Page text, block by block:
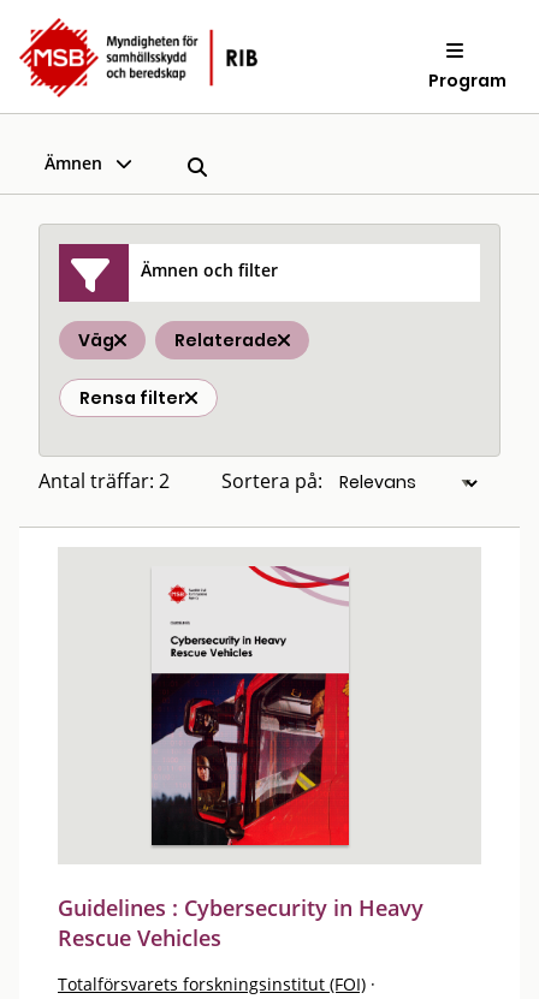
Program
Ämnen
Ämnen och filter
Väg Relaterade
Rensa filter
Antal träffar: 2 Sortera på:
Guidelines : Cybersecurity in Heavy
Rescue Vehicles
Totalförsvarets forskningsinstitut (FOI) ·